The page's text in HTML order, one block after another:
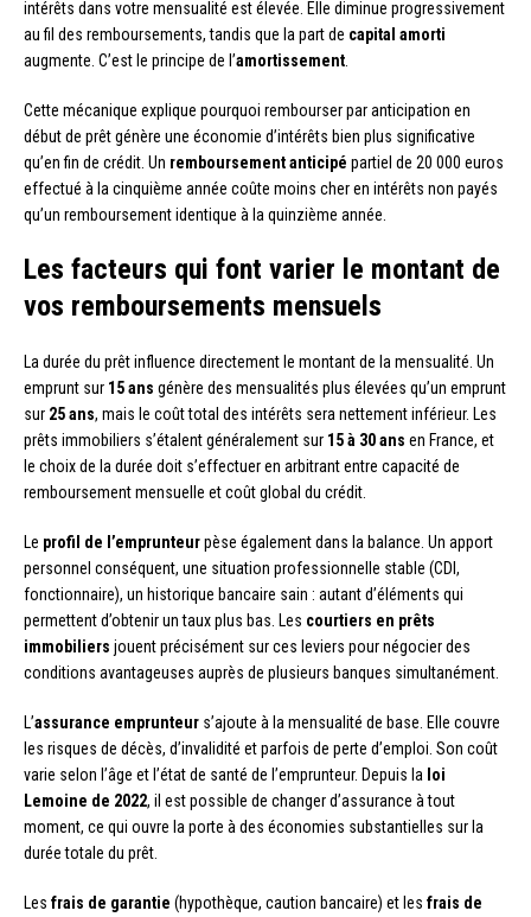
intérêts dans votre mensualité est élevée. Elle diminue progressivement
au fil des remboursements, tandis que la part de capital amorti
augmente. C’est le principe de l’amortissement
Cette mécanique explique pourquoi rembourser par anticipation en
début de prêt génère une économie d’intérêts bien plus significative
qu’en fin de crédit. Un remboursement anticipé partiel de 20 000 euros
effectué à la cinquième année coûte moins cher en intérêts non payés
qu’un remboursement identique à la quinzième année.
Les facteurs qui font varier le montant de
vos remboursements mensuels
La durée du prêt influence directement le montant de la mensualité. Un
emprunt sur 15 ans génère des mensualités plus élevées qu’un emprunt
sur 25 ans, mais le coût total des intérêts sera nettement inférieur. Les
prêts immobiliers s’étalent généralement sur 15 à 30 ans en France, et
le choix de la durée doit s’effectuer en arbitrant entre capacité de
remboursement mensuelle et coût global du crédit.
Le profil de l’emprunteurpèse également dans la balance. Un apport
personnel conséquent, une situation professionnelle stable (CDI,
fonctionnaire), un historique bancaire sain : autant d’éléments qui
permettent d’obtenir un taux plus bas. Les courtiers en prêts
immobiliers jouent précisément sur ces leviers pour négocier des
conditions avantageuses auprès de plusieurs banques simultanément.
L’assurance emprunteur s’ajoute à la mensualité de base. Elle couvre
les risques de décès, d’invalidité et parfois de perte d’emploi. Son coût
varie selon l’âge et l’état de santé de l’emprunteur. Depuis la loi
Lemoine de 2022, il est possible de changer d’assurance à tout
moment, ce qui ouvre la porte à des économies substantielles sur la
durée totale du prêt.
Les frais de garantie (hypothèque, caution bancaire) et les frais de